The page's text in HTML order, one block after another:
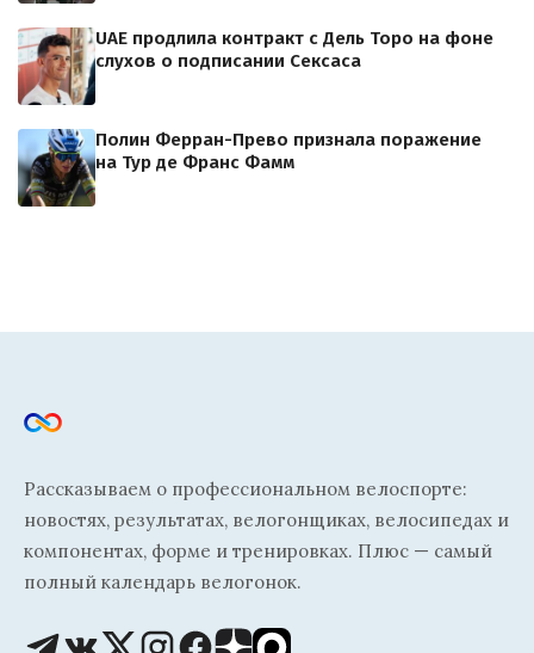
UAE продлила контракт с Дель Торо на фоне
слухов о подписании Сексаса
Полин Ферран-Прево признала поражение
на Тур де Франс Фамм
Рассказываем о профессиональном велоспорте:
новостях, результатах, велогонщиках, велосипедах и
компонентах, форме и тренировках. Плюс — самый
полный календарь велогонок.